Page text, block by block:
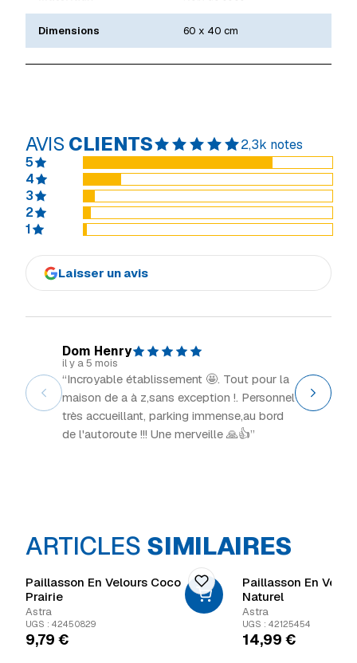
Dimensions 60 x 40 cm
AVIS CLIENTS
2,3k notes
5
4
3
2
1
Laisser un avis
Dom Henry
il y a 5 mois
“Incroyable établissement 🤩. Tout pour la
maison de a à z,sans exception !. Personnel
très accueillant, parking immense,au bord
de l'autoroute !!! Une merveille 🙏👍”
“Grand
ARTICLES SIMILAIRES
Paillasson En Velours Coco
Prairie
Astra
UGS : 42450829
9,79 €
Paillasson En
Naturel
Astra
UGS : 42125454
14,99 €